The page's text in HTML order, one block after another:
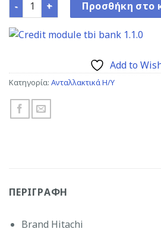
Προσθήκη στο
Add to
Κατηγορία: Ανταλλακτικά H/Y
ΠΕΡΙΓΡΑΦΉ
Brand Hitachi